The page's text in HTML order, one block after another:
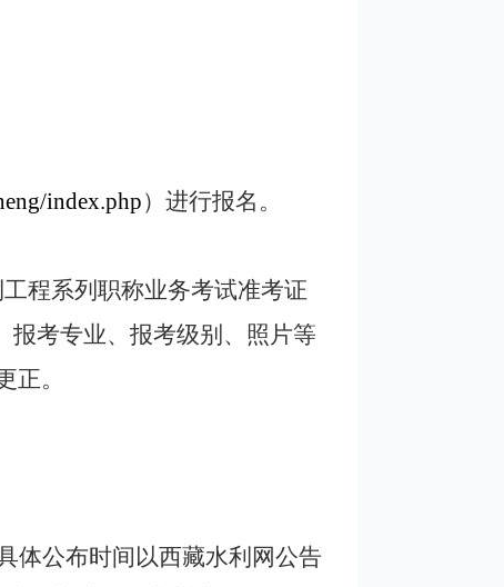
index.php）进行报名。
程系列职称业务考试准考证
报考专业、报考级别、照片等
。
体公布时间以西藏水利网公告